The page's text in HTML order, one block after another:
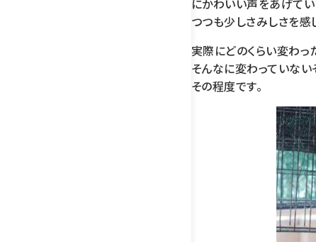
にかわいい声をあげて
つつも少しさみしさを感
実際にどのくらい変わっ
そんなに変わっていない
その程度です。